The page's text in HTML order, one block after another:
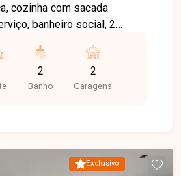
cozinha com sacada
banheiro social, 2
2 vagas de garagem
portaria, relax space,
de entrada, salão de festa,
2
Banho
2
Garagens
Exclusivo